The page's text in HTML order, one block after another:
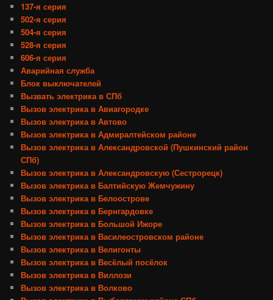
137-я серия
502-я серия
504-я серия
528-я серия
606-я серия
Аварийная служба
Блок выключателей
Вызвать электрика в СПб
Вызов электрика в Авиагородке
Вызов электрика в Автово
Вызов электрика в Адмиралтейском районе
Вызов электрика в Александровской (Пушкинский район
СПб)
Вызов электрика в Александровскую (Сестрорецк)
Вызов электрика в Балтийскую Жемчужину
Вызов электрика в Белоострове
Вызов электрика в Бернгардовке
Вызов электрика в Большой Ижоре
Вызов электрика в Василеостровском районе
Вызов электрика в Велигонты
Вызов электрика в Весёлый посёлок
Вызов электрика в Виллози
Вызов электрика в Волково